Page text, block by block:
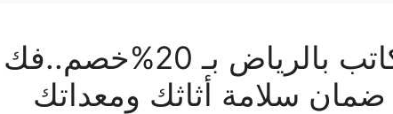
شركة نقل مكاتب
ضمان سلامة أثاثك ومعداتك